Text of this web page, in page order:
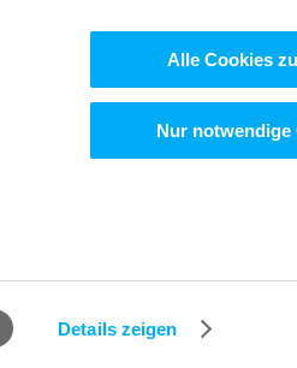
Details zeigen
Alle Cookies
Nur notwendige